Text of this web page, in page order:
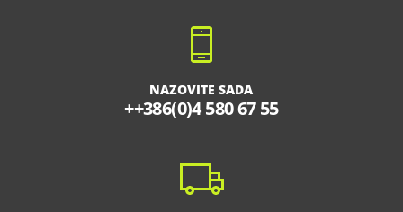
NAZOVITE SADA
++386(0)4 580 67 55